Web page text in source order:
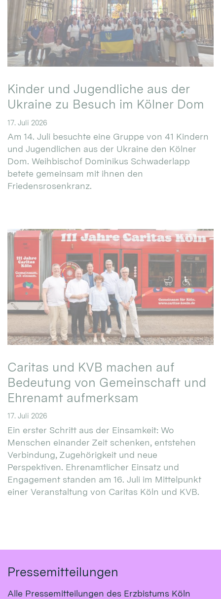
Kinder und Jugendliche aus der
Ukraine zu Besuch im Kölner Dom
17. Juli 2026
Am 14. Juli besuchte eine Gruppe von 41 Kindern
und Jugendlichen aus der Ukraine den Kölner
Dom. Weihbischof Dominikus Schwaderlapp
betete gemeinsam mit ihnen den
Friedensrosenkranz.
Caritas und KVB machen auf
Bedeutung von Gemeinschaft und
Ehrenamt aufmerksam
17. Juli 2026
Ein erster Schritt aus der Einsamkeit: Wo
Menschen einander Zeit schenken, entstehen
Verbindung, Zugehörigkeit und neue
Perspektiven. Ehrenamtlicher Einsatz und
Engagement standen am 16. Juli im Mittelpunkt
einer Veranstaltung von Caritas Köln und KVB.
Pressemitteilungen
Alle Pressemitteilungen des Erzbistums Köln